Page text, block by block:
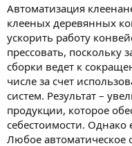
Автоматизация
клееных деревянных
ускорить работу
прессовать, поскольку
сборки ведет к
числе за счет
систем. Результат –
продукции, которое
себестоимости.
Любое автоматическое